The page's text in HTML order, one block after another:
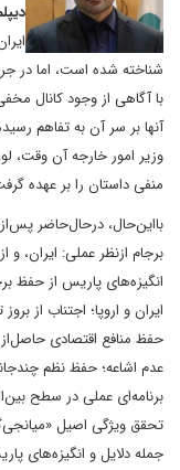
با آگاهی از وجود کانال
آنها بر سر آن به تفاهم
وزیر امور خارجه آن وقت،
منفی داستان را بر عهده
بااین‌حال، درحال‌حاضر
برجام ازنظر عملی: ایران،
انگیزه‌های پاریس از حفظ
ایران و اروپا؛ اجتناب از
حفظ منافع اقتصادی حاصل‌از
عدم اشاعه؛ حفظ نظم
برنامه‌ای عملی در سطح
تحقق ویژگی اصیل
جمله دلایل و انگیزه‌های